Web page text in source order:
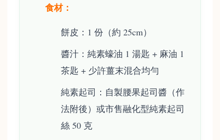
食材：
餅皮：1 份（約 25cm）
醬汁：純素蠔油 1 湯匙 + 麻油 1
茶匙 + 少許薑末混合均勻
純素起司：自製腰果起司醬（作
法附後）或市售融化型純素起司
絲 50 克